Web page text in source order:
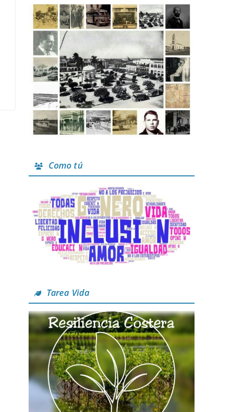
Como tú
Tarea Vida